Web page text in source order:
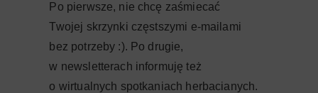
Po pierwsze, nie chcę zaśmiecać
Twojej skrzynki częstszymi e-mailami
bez potrzeby :). Po drugie,
w newsletterach informuję też
o wirtualnych spotkaniach herbacianych.